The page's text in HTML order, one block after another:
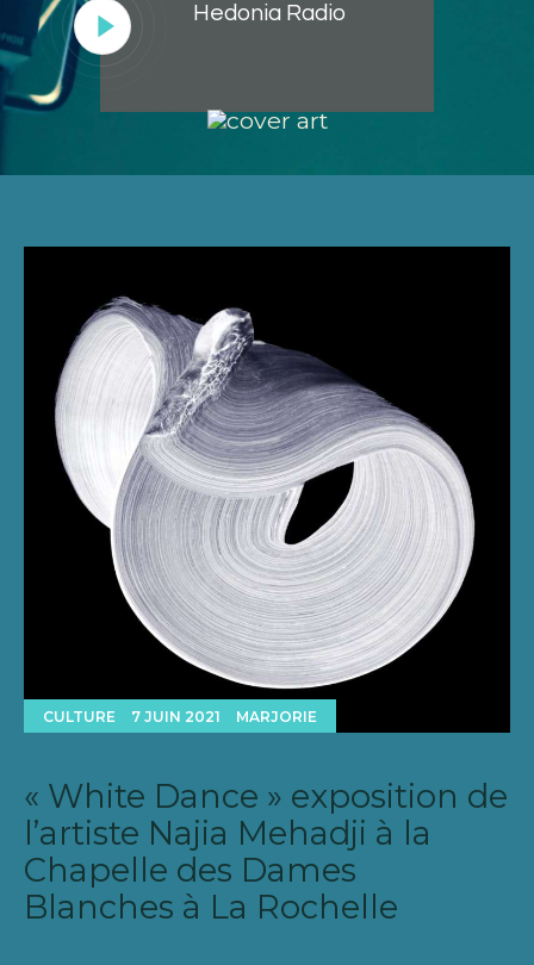
Hedonia Radio
CULTURE 7 JUIN 2021 MARJORIE
« White Dance » exposition de
l’artiste Najia Mehadji à la
Chapelle des Dames
Blanches à La Rochelle